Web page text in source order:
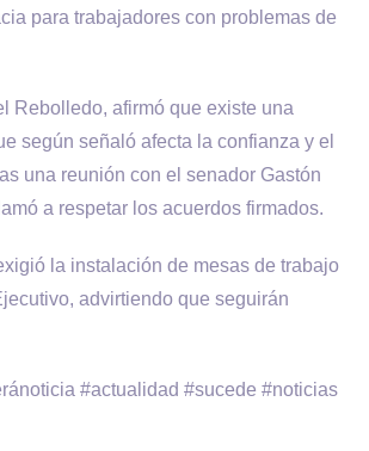
para trabajadores con problemas de
Rebolledo, afirmó que existe una
según señaló afecta la confianza y el
una reunión con el senador Gastón
a respetar los acuerdos firmados.
la instalación de mesas de trabajo
advirtiendo que seguirán
#actualidad #sucede #noticias